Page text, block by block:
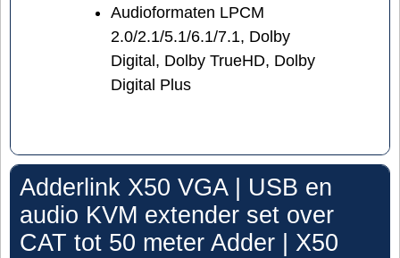
Audioformaten LPCM
2.0/2.1/5.1/6.1/7.1, Dolby
Digital, Dolby TrueHD, Dolby
Digital Plus
Adderlink X50 VGA | USB en
audio KVM extender set over
CAT tot 50 meter Adder | X50